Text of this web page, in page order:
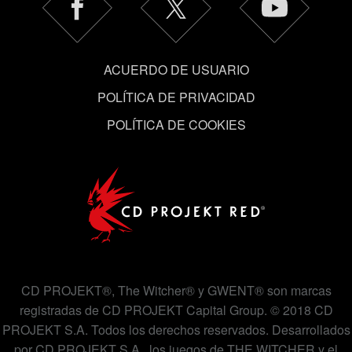
Encontrarás todos los detalles sobre nuestro uso de las
cookies y podrás modificar tus preferencias al respecto
en el menú «Ajustes» de más abajo.
ACUERDO DE USUARIO
POLÍTICA DE PRIVACIDAD
POLÍTICA DE COOKIES
CD PROJEKT®, The Witcher® y GWENT® son marcas
registradas de CD PROJEKT Capital Group. © 2018 CD
PROJEKT S.A. Todos los derechos reservados. Desarrollados